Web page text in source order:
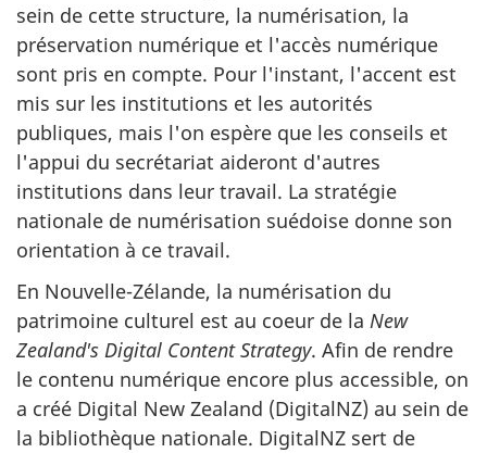
sein de cette structure, la numérisation, la
préservation numérique et l'accès numérique
sont pris en compte. Pour l'instant, l'accent est
mis sur les institutions et les autorités
publiques, mais l'on espère que les conseils et
l'appui du secrétariat aideront d'autres
institutions dans leur travail. La stratégie
nationale de numérisation suédoise donne son
orientation à ce travail.
En Nouvelle-Zélande, la numérisation du
patrimoine culturel est au coeur de la New
Zealand's Digital Content Strategy. Afin de rendre
le contenu numérique encore plus accessible, on
a créé Digital New Zealand (DigitalNZ) au sein de
la bibliothèque nationale. DigitalNZ sert de